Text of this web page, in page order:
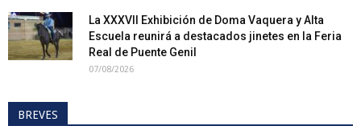
La XXXVII Exhibición de Doma Vaquera y Alta
Escuela reunirá a destacados jinetes en la Feria
Real de Puente Genil
07/08/2026
BREVES